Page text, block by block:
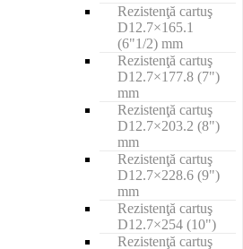
Rezistenţă cartuş
D12.7×165.1
(6"1/2) mm
Rezistenţă cartuş
D12.7×177.8 (7")
mm
Rezistenţă cartuş
D12.7×203.2 (8")
mm
Rezistenţă cartuş
D12.7×228.6 (9")
mm
Rezistenţă cartuş
D12.7×254 (10")
Rezistenţă cartuş